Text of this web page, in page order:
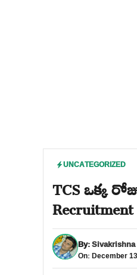
UNCATEGORIZED
TCS ఒక్క
By:
On: December